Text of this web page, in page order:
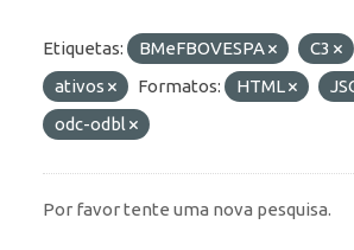
Etiquetas: BMeFBOVESPA C3
ativos
Formatos: HTML
odc-odbl
Por favor tente uma nova pesquisa.